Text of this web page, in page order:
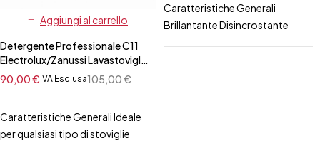
Aggiungi al carrello
Detergente Professionale C11
Electrolux/Zanussi Lavastoviglie
10 Lt
105,00€
90,00€IVA Esclusa
Caratteristiche Generali Ideale
per qualsiasi tipo di stoviglie
Caratteristiche Generali
Brillantante Disincrostante